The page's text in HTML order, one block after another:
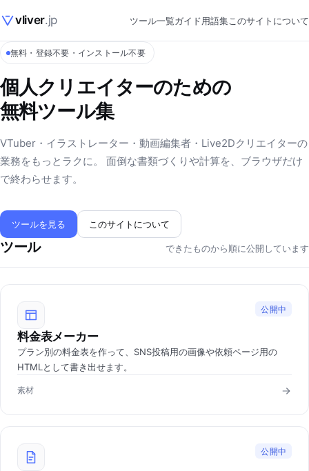
vliver.jp ツール一覧ガイド用語集このサイトについて
無料・登録不要・インストール不要
個人クリエイターのための
無料ツール集
VTuber・イラストレーター・動画編集者・Live2Dクリエイターの
業務をもっとラクに。 面倒な書類づくりや計算を、ブラウザだけ
で終わらせます。
ツールを見る このサイトについて
ツール できたものから順に公開しています
公開中
料金表メーカー
プラン別の料金表を作って、SNS投稿用の画像や依頼ページ用の
HTMLとして書き出せます。
素材
公開中